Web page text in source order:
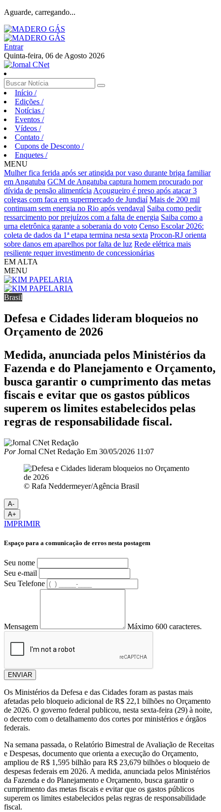
Aguarde, carregando...
Entrar
Quinta-feira, 06 de Agosto 2026
Início /
Edições /
Notícias /
Eventos /
Vídeos /
Contato /
Cupons de Desconto /
Enquetes /
MENU
Mulher fica ferida após ser atingida por vaso durante briga familiar
em Angatuba GCM de Angatuba captura homem procurado por
dívida de pensão alimentícia Açougueiro é preso após atacar 3
colegas com faca em supermercado de Jundiaí Mais de 200 mil
continuam sem energia no Rio após vendaval Saiba como pedir
ressarcimento por prejuízos com a falta de energia Saiba como a
urna eletrônica garante a soberania do voto Censo Escolar 2026:
coleta de dados da 1ª etapa termina nesta sexta Procon-RJ orienta
sobre danos em aparelhos por falta de luz Rede elétrica mais
resiliente requer investimento de concessionárias
EM ALTA
MENU
Brasil
Defesa e Cidades lideram bloqueios no
Orçamento de 2026
Medida, anunciada pelos Ministérios da
Fazenda e do Planejamento e Orçamento,
busca garantir o cumprimento das metas
fiscais e evitar que os gastos públicos
superem os limites estabelecidos pelas
regras de responsabilidade fiscal.
PorJornal CNet Redação Em 30/05/2026 11:07
© Rafa Neddermeyer/Agência Brasil
A-
A+
IMPRIMIR
Espaço para a comunicação de erros nesta postagem
Seu nome
Seu e-mail
Seu Telefone
Mensagem Máximo 600 caracteres.
ENVIAR
Os Ministérios da Defesa e das Cidades foram as pastas mais
afetadas pelo bloqueio adicional de R$ 22,1 bilhões no Orçamento
de 2026. O governo federal publicou, nesta sexta-feira (29) à noite,
o decreto com o detalhamento dos cortes por ministérios e órgãos
federais.
Na semana passada, o Relatório Bimestral de Avaliação de Receitas
e Despesas, documento que orienta a execução do Orçamento,
ampliou de R$ 1,595 bilhão para R$ 23,679 bilhões o bloqueio de
despesas federais em 2026. A medida, anunciada pelos Ministérios
da Fazenda e do Planejamento e Orçamento, busca garantir o
cumprimento das metas fiscais e evitar que os gastos públicos
superem os limites estabelecidos pelas regras de responsabilidade
fiscal.